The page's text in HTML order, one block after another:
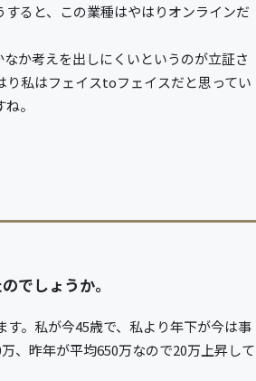
ると、この業種はやはりオンラインだ
か考えを出しにくいというのが立証さ
私はフェイスtoフェイスだと思ってい
。
でしょうか。
。私が今45歳で、私より年下が今は事
、昨年が平均650万なので20万上昇して